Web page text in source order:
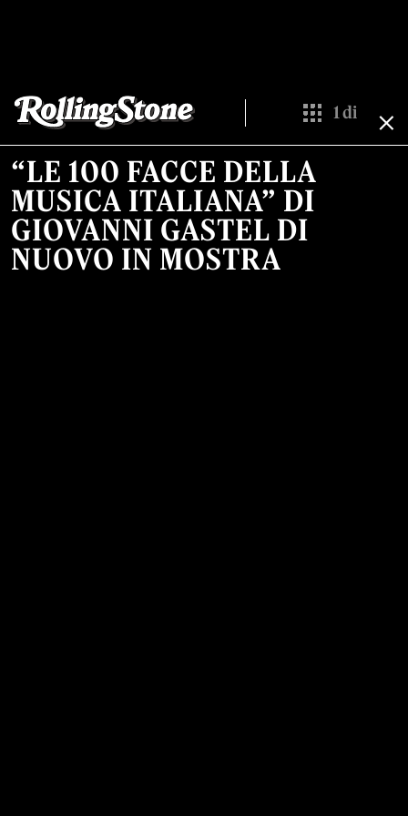
Show All
1di
“LE 100 FACCE DELLA
MUSICA ITALIANA” DI
GIOVANNI GASTEL DI
NUOVO IN MOSTRA